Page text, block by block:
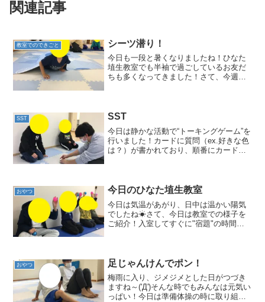
関連記事
教室でのできごと シーツ潜り！
今日も一段と暑くなりましたね！ひなた
埴生教室でも半袖で過ごしているお友だ
ちも多くなってきました！さて、今週の
とがあるのではないでしょ...
SST SST
今日は静かな活動で“トーキングゲーム”を
行いました！カードに質問（ex.好きな色
は？）が書かれており、順番にカードを
聞く”こと、“...
おやつ 今日のひなた埴生教室
今日は気温があがり、日中は温かい陽気
でしたね☀さて、今日は教室での様子を
ご紹介！入室してすぐに"宿題"の時間が
ています！！宿題が全部...
おやつ 足じゃんけんでポン！
梅雨に入り、ジメジメとした日がつづき
ますね～('Д')そんな時でもみんなは元気い
っぱい！今日は準備体操の時に取り組ん